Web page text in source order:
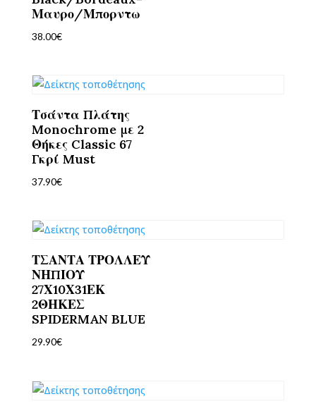
Μαυρο/Μπορντω
38.00€
Τσάντα Πλάτης
Monochrome με 2
Θήκες Classic 67
Γκρί Must
37.90€
ΤΣΑΝΤΑ ΤΡΟΛΛΕΥ
ΝΗΠΙΟΥ
27Χ10Χ31ΕΚ
2ΘΗΚΕΣ
SPIDERMAN BLUE
29.90€